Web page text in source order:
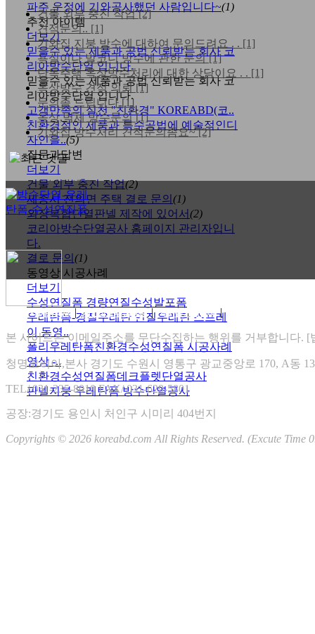
파주 운정에 기와공사했던 사람입니다~(1)
추천 아이템
더보기
믿을수 있는 제품과 공법 신뢰받는 회사 코
리아방수단열 입니다.
믿을수 있는 제품과 공법 신뢰받는 회사 코
리아방수단열 입니다.
고객만족의 실천 "친환경" KOREABD(코..
친환경적인 제품과 특수공법에 예술적인디
자인을..(5)
질문과답변
더보기
건물 외부 충진 작업(2)
세종시 전의면 주택 결로 문의 (1)
외장복합단열판넬 제작에 있어서 (2)
코리아방수단열공사 홈페이지 관리자입니
다.
결로 문의 (1)
동영상 시공사례
더보기
수성연질폼 경량연질수성발포폼
우레탄폼-경질우레탄 연질우레탄 스프레
이 동영..
폴리우레탄폼친환경수성연질폼 시공사례
영상 -..
친환경수성연질폼데크플렛단열공사
판넬지붕 우레탄폼 방수단열공사
건물 외부 충진 작업[2]
견적문의.. [1]
기와집 지붕 방수에 대하여 문의드려요 . . [1]
욕실이나 발코니 방수에 관한 문의[1]
단독주택 옥상방수처리에 대한 상담이요 . . [1]
옥상방수 견적 의뢰[1]
문의좀 드립니다[1]
옥상,벽체 방수문의[1]
기와집 방수처리 견적문의좀요~[2]
안녕하세요!
홈페이지 바이러스 문제 . .
실시간 TV보기 -https://ha . .
e
e
방수단열 자작쇼핑몰 오픈합니다.
협력회사를 모집합니다.
즐거운 설 명절 보내세요 ~
코리아방수단열 인사드립니다.
2025.11
월 화 수 목 금 토
01
02 03 04 05 06 07 08
16 17 18 19 20 21 22
홈페이지 이용약관 | 개인정보 취급방침 | 게시물 게재원칙 |
본 사이트는 이메일주소를 무단수집하는 행위를 거부합니다. [
청명코리아,본사 경기도 수원시 영통구 광교중앙로 170, A동
TEL/ 031-235-8010 FAX/ 031-629-5801
공장:경기도 용인시 처인구 시미리 404번지
Copyrights © 2026 koreabd.com All Rights Reserved. (Excute Time